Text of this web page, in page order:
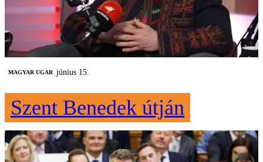
MAGYAR UGAR június 15.
Szent Benedek útján